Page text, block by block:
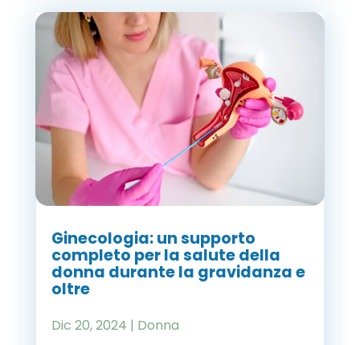
Ginecologia: un supporto
completo per la salute della
donna durante la gravidanza e
oltre
Dic 20, 2024 | Donna